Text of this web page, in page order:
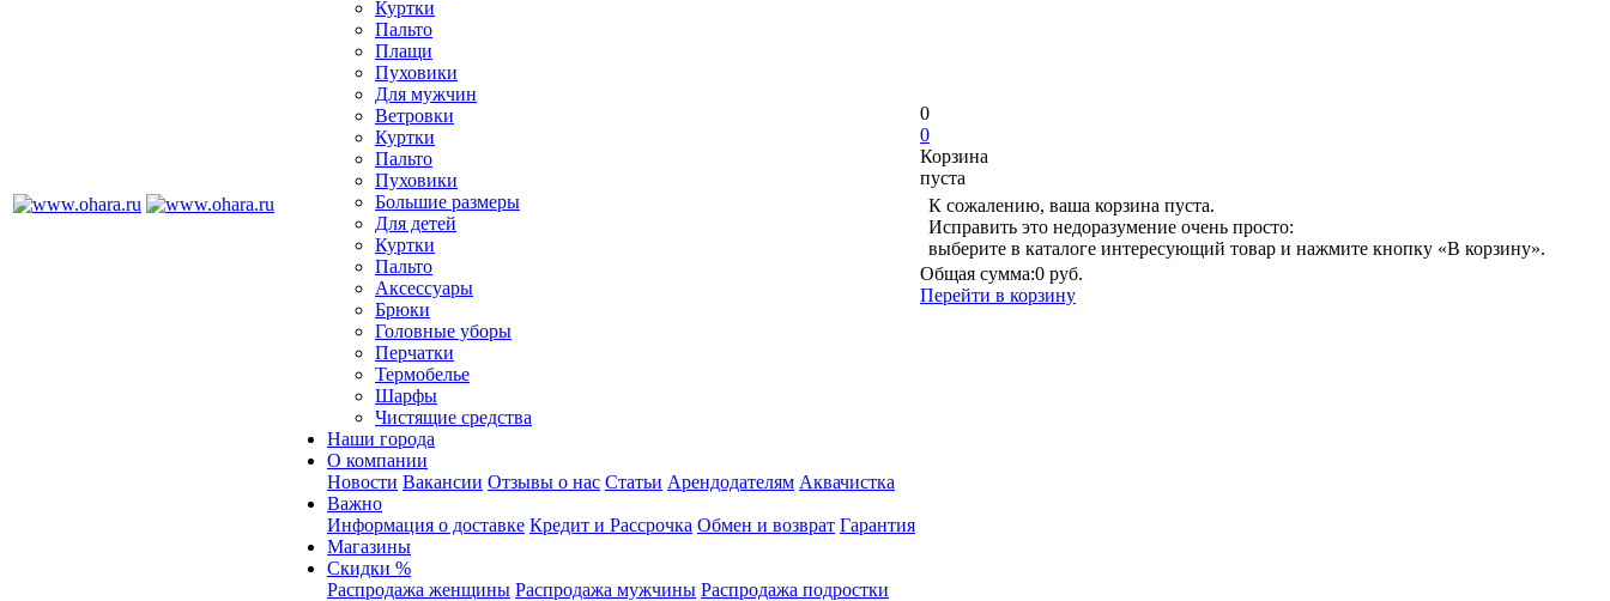
Куртки
Пальто
Плащи
Пуховики
Для мужчин
Ветровки
Куртки
Пальто
Пуховики
Большие размеры
Для детей
Куртки
Пальто
Аксессуары
Брюки
Головные уборы
Перчатки
Термобелье
Шарфы
Чистящие средства
Наши города
О компании
Новости Вакансии Отзывы о нас Статьи Арендодателям Аквачистка
Важно
Информация о доставке Кредит и Рассрочка Обмен и возврат Гарантия
Магазины
Скидки %
Распродажа женщины Распродажа мужчины Распродажа подростки
0
0
Корзина
пуста
К сожалению, ваша корзина пуста.
Исправить это недоразумение очень просто:
выберите в каталоге интересующий товар и нажмите кнопку «В корзину».
Общая сумма:0 руб.
Перейти в корзину